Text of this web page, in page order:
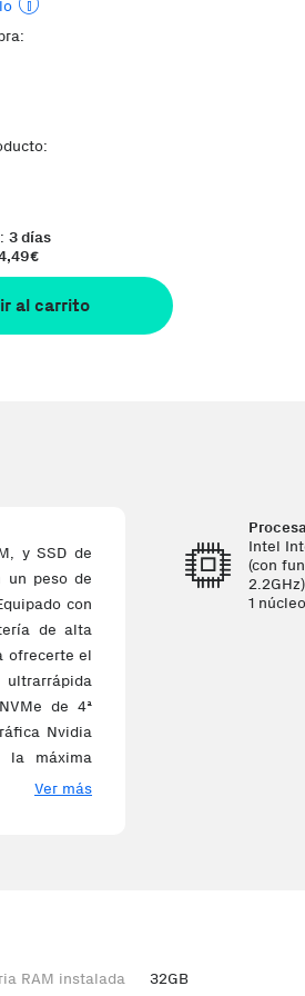
Envía desde:
Te damos la oportunidad de elegir lo
3 días
€
al carrito
y SSD de
un peso de
con
de alta
ofrecerte el
de 4ª
Nvidia
la máxima
pantalla de
del
Incorpora
Ver más
Intel
(con
1
RAM instalada 32GB